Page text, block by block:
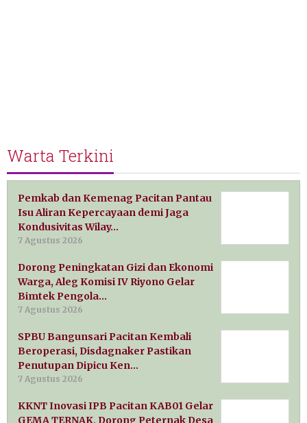
Warta Terkini
Pemkab dan Kemenag Pacitan Pantau
Isu Aliran Kepercayaan demi Jaga
Kondusivitas Wilay…
7 Agustus 2026
Dorong Peningkatan Gizi dan Ekonomi
Warga, Aleg Komisi IV Riyono Gelar
Bimtek Pengola…
7 Agustus 2026
SPBU Bangunsari Pacitan Kembali
Beroperasi, Disdagnaker Pastikan
Penutupan Dipicu Ken…
7 Agustus 2026
KKNT Inovasi IPB Pacitan KAB01 Gelar
GEMA TERNAK, Dorong Peternak Desa